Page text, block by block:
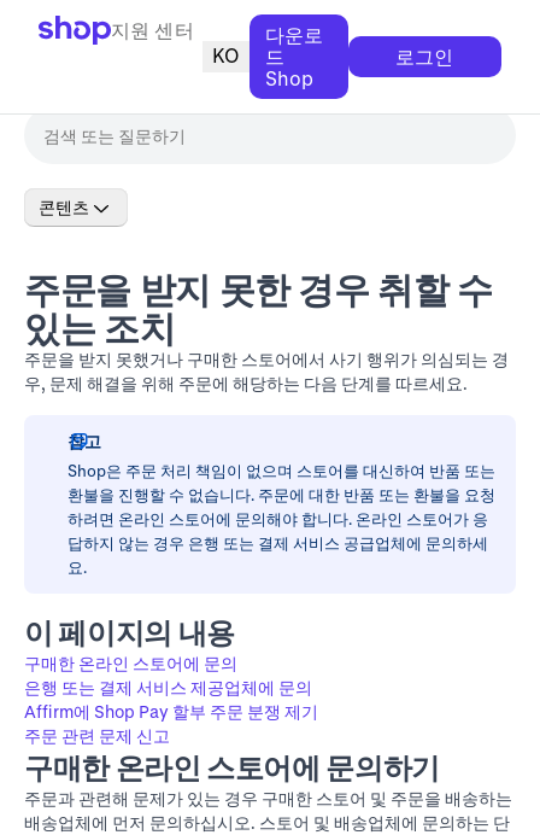
지원 센터
KO
다운로
드
Shop
로그인
콘텐츠
주문을 받지 못한 경우 취할 수
있는 조치
주문을 받지 못했거나 구매한 스토어에서 사기 행위가 의심되는 경
우, 문제 해결을 위해 주문에 해당하는 다음 단계를 따르세요.
참고
Shop은 주문 처리 책임이 없으며 스토어를 대신하여 반품 또는
환불을 진행할 수 없습니다. 주문에 대한 반품 또는 환불을 요청
하려면 온라인 스토어에 문의해야 합니다. 온라인 스토어가 응
답하지 않는 경우 은행 또는 결제 서비스 공급업체에 문의하세
요.
이 페이지의 내용
구매한 온라인 스토어에 문의
은행 또는 결제 서비스 제공업체에 문의
Affirm에 Shop Pay 할부 주문 분쟁 제기
주문 관련 문제 신고
구매한 온라인 스토어에 문의하기
주문과 관련해 문제가 있는 경우 구매한 스토어 및 주문을 배송하는
배송업체에 먼저 문의하십시오. 스토어 및 배송업체에 문의하는 단